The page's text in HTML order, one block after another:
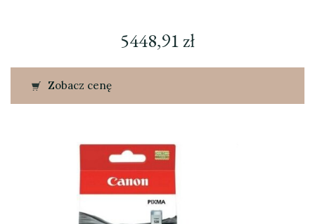
5448,91zł
Zobacz cenę